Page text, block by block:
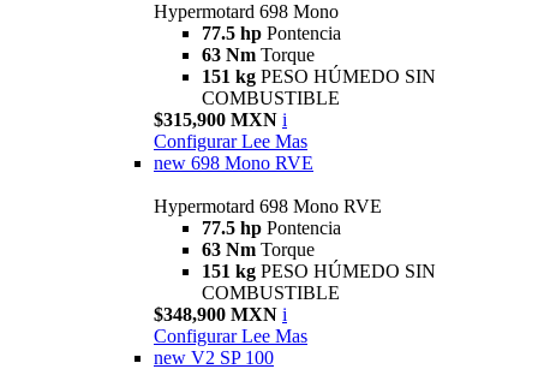
Hypermotard 698 Mono
77.5 hp Pontencia
63 Nm Torque
151 kg PESO HÚMEDO SIN
COMBUSTIBLE
$315,900 MXN i
Configurar Lee Mas
new 698 Mono RVE
Hypermotard 698 Mono RVE
77.5 hp Pontencia
63 Nm Torque
151 kg PESO HÚMEDO SIN
COMBUSTIBLE
$348,900 MXN i
Configurar Lee Mas
new V2 SP 100